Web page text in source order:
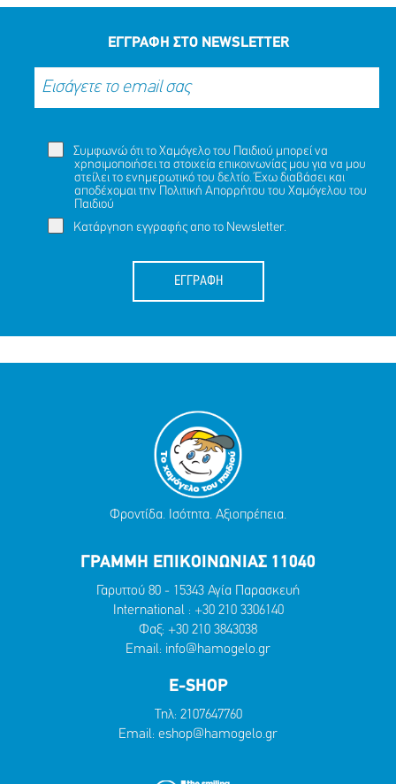
ΜΟΙΡΑΣΟΥ
ΔΡΑΣΕ
ΕΓΓΡΑΦΗ ΣΤΟ NEWSLETTER
Συμφωνώ ότι το Χαμόγελο του Παιδιού μπορεί να
χρησιμοποιήσει τα στοιχεία επικοινωνίας μου για να μου
στείλει το ενημερωτικό του δελτίο. Έχω διαβάσει και
αποδέχομαι την Πολιτική Απορρήτου του Χαμόγελου του
Παιδιού
Κατάργηση εγγραφής απο το Newsletter.
ΕΓΓΡΑΦΗ
Φροντίδα. Ισότητα. Αξιοπρέπεια.
ΓΡΑΜΜΗ ΕΠΙΚΟΙΝΩΝΙΑΣ 11040
Γαρυττού 80 - 15343 Αγία Παρασκευή
International : +30 210 3306140
Φαξ: +30 210 3843038
Email: info@hamogelo.gr
E-SHOP
Τηλ: 2107647760
Email: eshop@hamogelo.gr